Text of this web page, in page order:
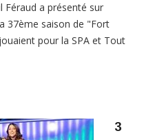
Féraud a présenté sur
37ème saison de "Fort
pour la SPA et Tout
3